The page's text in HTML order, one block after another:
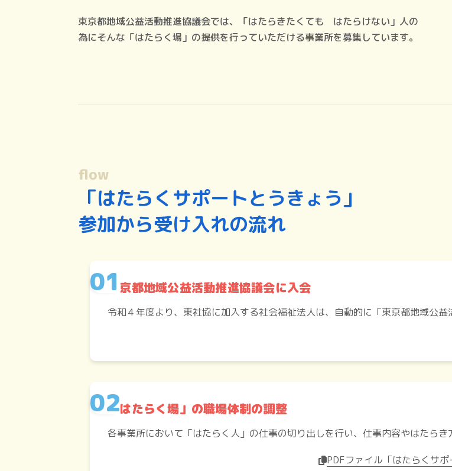
東京都地域公益活動推進協議会では、「はたらきたくても はたらけない」人の
為にそんな「はたらく場」の提供を行っていただける事業所を募集しています。
flow
「はたらくサポートとうきょう」
参加から受け入れの流れ
東京都地域公益活動推進協議会に入会
令和４年度より、東社協に加入する社会福祉法人は、自動的に「東京都地域公
「はたらく場」の職場体制の調整
各事業所において「はたらく人」の仕事の切り出しを行い、仕事内容やはたらき
PDFファイル「はたらくサ